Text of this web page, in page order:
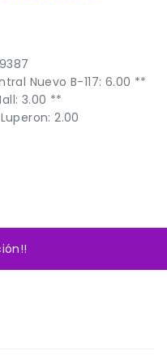
Nuevo B-117: 6.00 **
3.00 **
2.00